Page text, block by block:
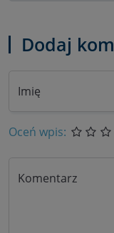
Dodaj
Imię
Oceń wpis:
Komentarz